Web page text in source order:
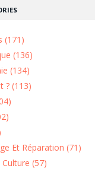
(171)
(136)
(134)
? (113)
Et Réparation (71)
(57)